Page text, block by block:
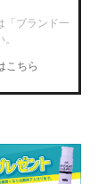
「ブランド一
こちら